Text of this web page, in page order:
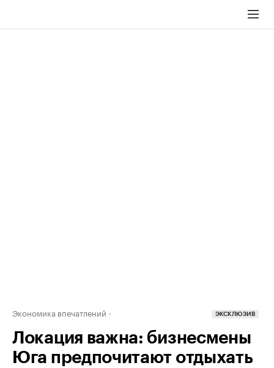
Экономика впечатлений ЭКСКЛЮЗИВ
Локация важна: бизнесмены
Юга предпочитают отдыхать